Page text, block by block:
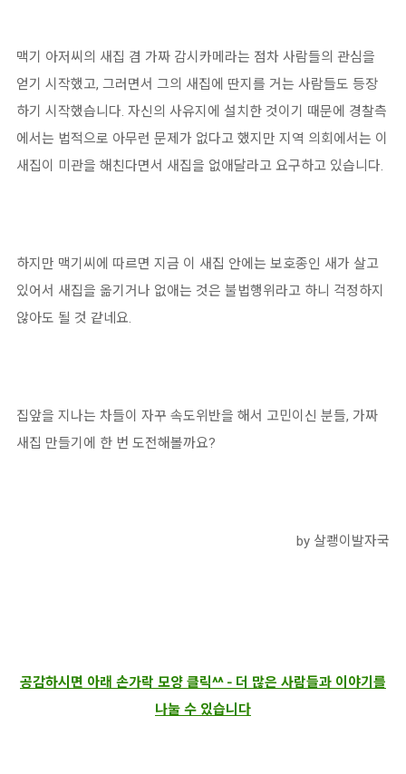
맥기 아저씨의 새집 겸 가짜 감시카메라는 점차 사람들의 관심을
얻기 시작했고, 그러면서 그의 새집에 딴지를 거는 사람들도 등장
하기 시작했습니다. 자신의 사유지에 설치한 것이기 때문에 경찰측
에서는 법적으로 아무런 문제가 없다고 했지만 지역 의회에서는 이
새집이 미관을 해친다면서 새집을 없애달라고 요구하고 있습니다.
하지만 맥기씨에 따르면 지금 이 새집 안에는 보호종인 새가 살고
있어서 새집을 옮기거나 없애는 것은 불법행위라고 하니 걱정하지
않아도 될 것 같네요.
집앞을 지나는 차들이 자꾸 속도위반을 해서 고민이신 분들, 가짜
새집 만들기에 한 번 도전해볼까요?
by 살쾡이발자국
공감하시면 아래 손가락 모양 클릭^^ - 더 많은 사람들과 이야기를
나눌 수 있습니다